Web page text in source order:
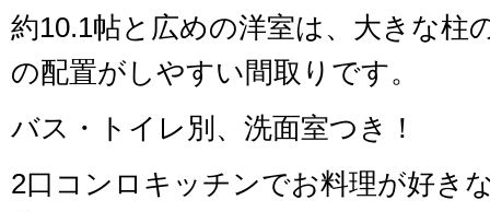
約10.1帖と広めの洋室は、大きな柱
の配置がしやすい間取りです。
バス・トイレ別、洗面室つき！
2口コンロキッチンでお料理が好き